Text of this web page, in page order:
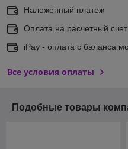
Наложенный платеж
Оплата на расчетный
iPay - оплата с баланса
Все условия оплаты
Подобные товары